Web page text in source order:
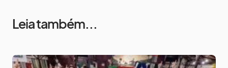
Leia também...